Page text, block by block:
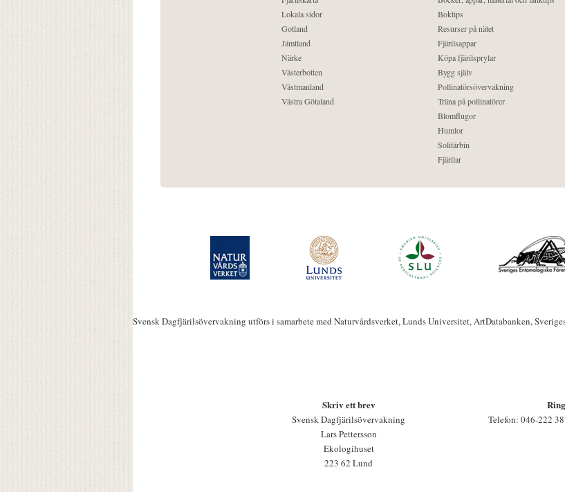
Lokala sidor
Gotland
Jämtland
Närke
Västerbotten
Västmanland
Västra Götaland
Boktips
Resurser på nätet
Fjärilsappar
Köpa fjärilsprylar
Bygg själv
Pollinatörsövervakning
Träna på pollinatörer
Blomflugor
Humlor
Solitärbin
Fjärilar
Svensk Dagfjärilsövervakning utförs i samarbete med Naturvårdsverket, Lunds Universitet, ArtDatabanken,
Skriv ett brev
Svensk Dagfjärilsövervakning
Lars Pettersson
Ekologihuset
223 62 Lund
Telefon: 046-222